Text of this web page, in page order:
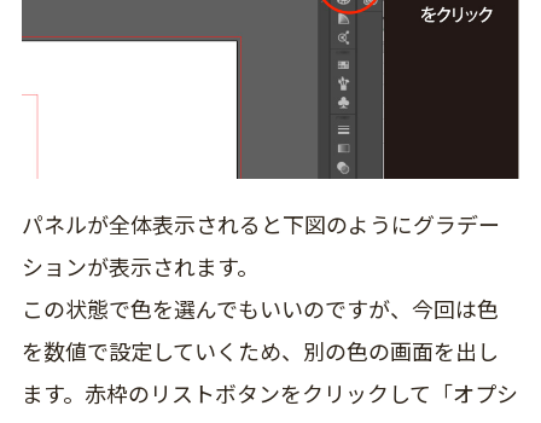
パネルが全体表示されると下図のようにグラデー
ションが表示されます。
この状態で色を選んでもいいのですが、今回は色
を数値で設定していくため、別の色の画面を出し
ます。赤枠のリストボタンをクリックして「オプシ